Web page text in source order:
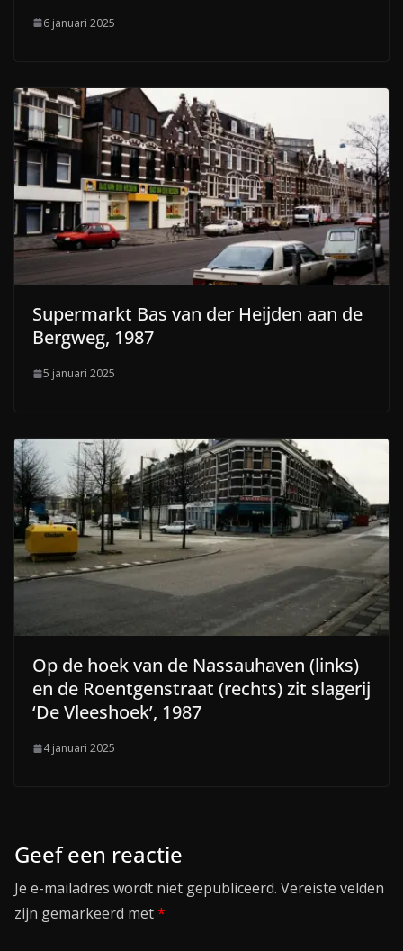
6 januari 2025
Supermarkt Bas van der Heijden aan de
Bergweg, 1987
5 januari 2025
Op de hoek van de Nassauhaven (links)
en de Roentgenstraat (rechts) zit slagerij
‘De Vleeshoek’, 1987
4 januari 2025
Geef een reactie
Je e-mailadres wordt niet gepubliceerd. Vereiste velden
zijn gemarkeerd met*